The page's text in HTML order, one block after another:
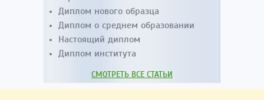
Диплом нового образца
Диплом о среднем образовании
Настоящий диплом
Диплом института
СМОТРЕТЬ ВСЕ СТАТЬИ